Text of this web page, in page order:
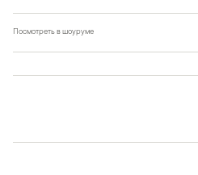
Посмотреть в шоуруме